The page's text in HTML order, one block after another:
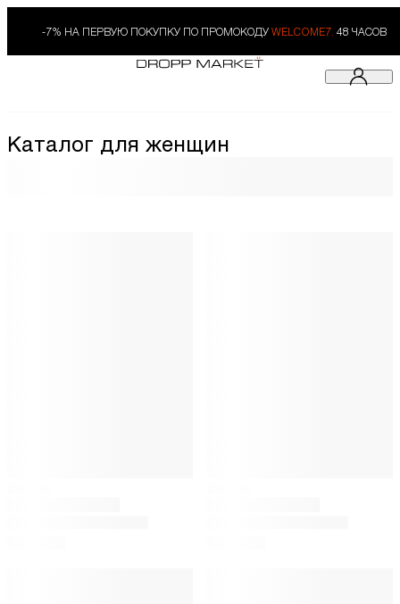
-7% НА ПЕРВУЮ ПОКУПКУ ПО ПРОМОКОДУ WELCOME7. 48 ЧАСОВ
Каталог для женщин